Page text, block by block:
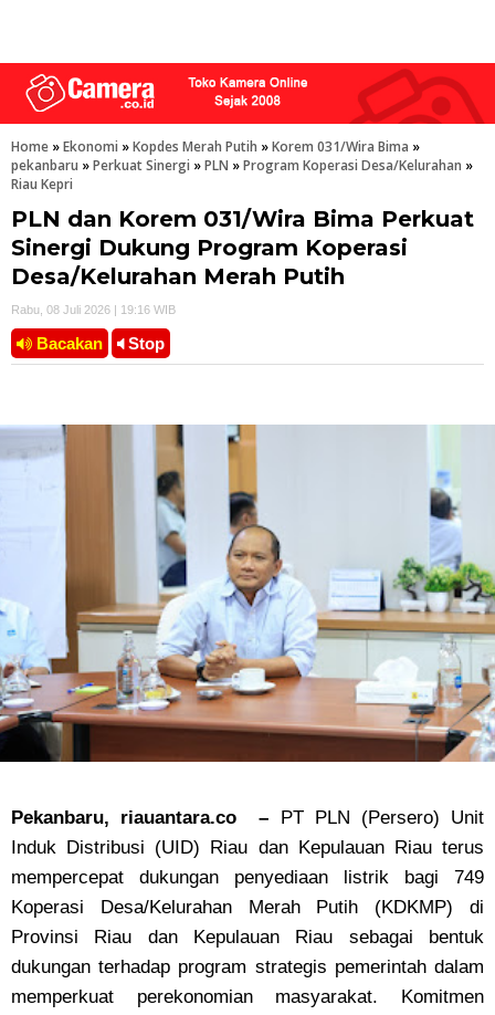
Home »Ekonomi »Kopdes Merah Putih »Korem 031/Wira Bima »
pekanbaru »Perkuat Sinergi »PLN »Program Koperasi Desa/Kelurahan »
Riau Kepri
PLN dan Korem 031/Wira Bima Perkuat
Sinergi Dukung Program Koperasi
Desa/Kelurahan Merah Putih
Rabu, 08 Juli 2026 | 19:16 WIB
Bacakan Stop
Pekanbaru, riauantara.co –
PT PLN (Persero) Unit
Induk Distribusi (UID) Riau dan Kepulauan Riau terus
mempercepat dukungan penyediaan listrik bagi 749
Koperasi Desa/Kelurahan Merah Putih (KDKMP) di
Provinsi Riau dan Kepulauan Riau sebagai bentuk
dukungan terhadap program strategis pemerintah dalam
memperkuat perekonomian masyarakat. Komitmen